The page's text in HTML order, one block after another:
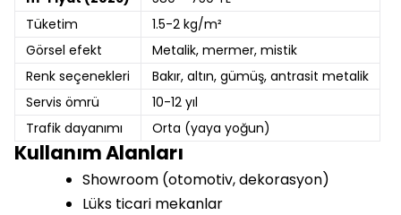
Tüketim
1.5-2 kg/m²
Görsel efekt
Metalik, mermer, mistik
Renk seçenekleri
Bakır, altın, gümüş, antrasit metalik
Servis ömrü
10-12 yıl
Trafik dayanımı
Orta (yaya yoğun)
Kullanım Alanları
Showroom (otomotiv, dekorasyon)
Lüks ticari mekanlar